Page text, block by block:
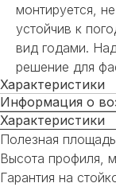
монтируется,
устойчив к
вид годами.
решение для
Характеристики
Информация о
Характеристики
Полезная
Высота профиля,
Гарантия на